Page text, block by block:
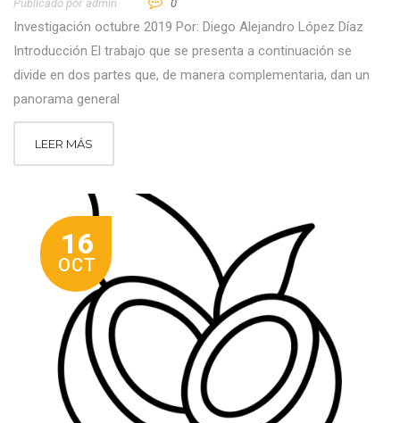
Publicado por Admin 0
Investigación octubre 2019 Por: Diego Alejandro López Díaz
Introducción El trabajo que se presenta a continuación se
divide en dos partes que, de manera complementaria, dan un
panorama general
LEER MÁS
16
OCT